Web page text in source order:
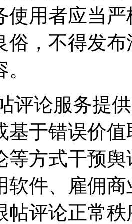
使用者应当
俗，不得发
评论服务提
基于错误价
等方式干预
软件、雇佣
帖评论正常